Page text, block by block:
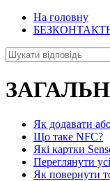
На головну
Як додавати
Що таке NFC?
Які картки
Переглянути
Як повернути